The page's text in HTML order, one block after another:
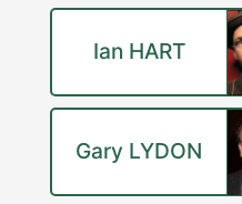
Ian HART
Gary LYDON